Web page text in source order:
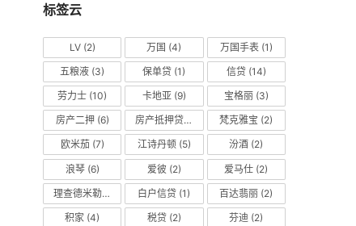
标签云
LV(2) 万国 (4) 万国手表(1)
五粮液 (3) 保单贷 (1) 信贷(14)
劳力士 (10) 卡地亚(9) 宝格丽(3)
房产二押(6) 房产抵押贷款 梵克雅宝 (2)
欧米茄(7) 江诗丹顿(5) 汾酒 (2)
浪琴(6) 爱彼 (2) 爱马仕 (2)
理查德米勒
(2) 白户信贷 (1) 百达翡丽 (2)
积家 (4) 税贷(2) 芬迪 (2)